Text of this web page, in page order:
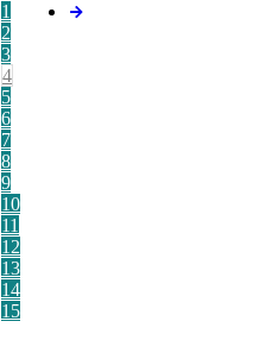
1
2
3
4
5
6
7
8
9
10
11
12
13
14
15